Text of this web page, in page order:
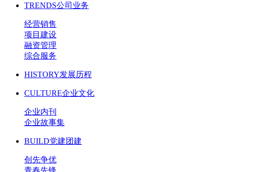
TRENDS公司业务
经营销售
项目建设
融资管理
综合服务
HISTORY发展历程
CULTURE企业文化
企业内刊
企业故事集
BUILD党建团建
创先争优
青春先锋